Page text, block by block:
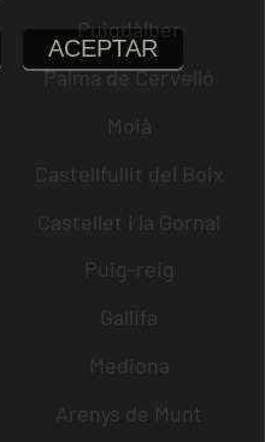
Puigdàlber
Palma de Cervelló
Moià
Castellfullit del Boix
Castellet i la Gornal
Puig-reig
Gallifa
Mediona
Arenys de Munt
ACEPTAR